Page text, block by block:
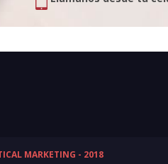
MARKETING - 2018